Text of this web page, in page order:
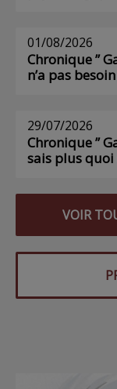
01/08/2026
Chronique ”
n’a pas
29/07/2026
Chronique ”
sais plus quoi
VOIR